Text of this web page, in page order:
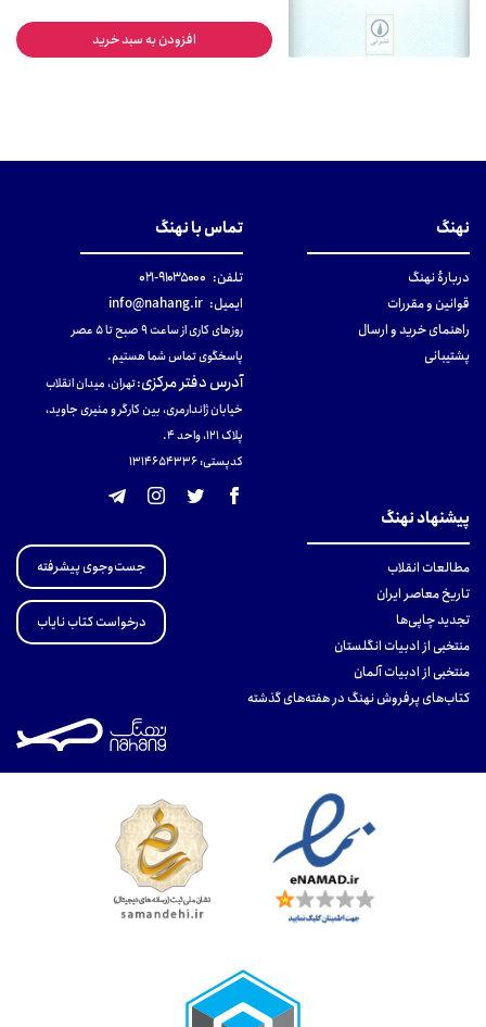
افزودن به سبد خرید
نهنگ
دربارهٔ نهنگ
قوانین و مقررات
راهنمای خرید و ارسال
پشتیبانی
تماس با نهنگ
تلفن: ۹۱۰۳۵۰۰۰-۰۲۱
ایمیل: info@nahang.ir
روزهای کاری از ساعت ۹ صبح تا ۵ عصر
پاسخگوی تماس شما هستیم.
آدرس دفتر مرکزی:تهران، میدان انقلاب
خیابان ژاندارمری، بین کارگر و منیری جاوید،
پلاک 121، واحد ۴.
کدپستی: 131465433۶
پیشنهاد نهنگ
مطالعات انقلاب
تاریخ معاصر ایران
تجدید چاپی‌ها
منتخبی از ادبیات انگلستان
منتخبی از ادبیات آلمان
کتاب‌های پرفروش نهنگ در هفته‌های گذشته
جست‌وجوی پیشرفته
درخواست کتاب نایاب